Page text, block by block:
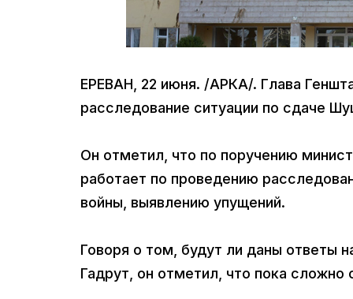
ЕРЕВАН, 22 июня. /АРКА/. Глава
расследование ситуации по сдаче
Он отметил, что по поручению
работает по проведению
войны, выявлению упущений.
Говоря о том, будут ли даны ответы
Гадрут, он отметил, что пока